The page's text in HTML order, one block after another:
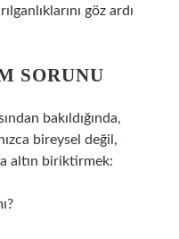
göz ardı
SORUNU
bakıldığında,
bireysel değil,
altın biriktirmek: